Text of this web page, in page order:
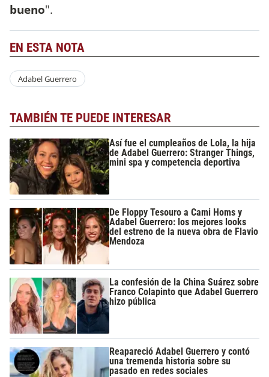
bueno".
EN ESTA NOTA
Adabel Guerrero
TAMBIÉN TE PUEDE INTERESAR
Así fue el cumpleaños de Lola, la hija
de Adabel Guerrero: Stranger Things,
mini spa y competencia deportiva
De Floppy Tesouro a Cami Homs y
Adabel Guerrero: los mejores looks
del estreno de la nueva obra de Flavio
Mendoza
La confesión de la China Suárez sobre
Franco Colapinto que Adabel Guerrero
hizo pública
Reapareció Adabel Guerrero y contó
una tremenda historia sobre su
pasado en redes sociales